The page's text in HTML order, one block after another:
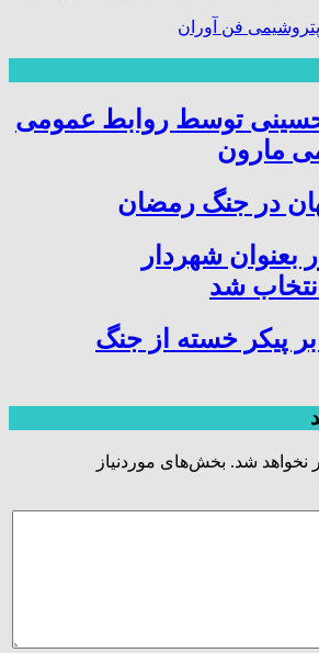
پتروشیمی فن آوران
توسط روابط عمومی
مارون
در جنگ رمضان
شهردار
شد
پیکر خسته‌ از جنگ
نخواهد شد. بخش‌های موردنیاز